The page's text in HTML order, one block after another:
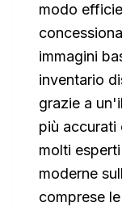
modo
immagini
inventario
grazie a
più accurati
molti
moderne
comprese